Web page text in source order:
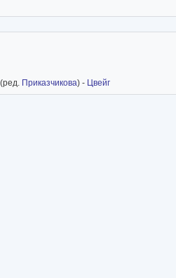
Приказчикова) - Цвейг